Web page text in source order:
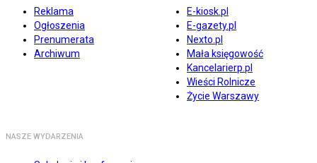
Reklama
Ogłoszenia
Prenumerata
Archiwum
E-kiosk.pl
E-gazety.pl
Nexto.pl
Mała księgowość
Kancelarierp.pl
Wieści Rolnicze
Życie Warszawy
NASZE WYDARZENIA